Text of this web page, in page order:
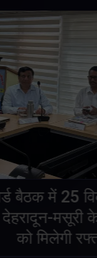
बैठक में 25
मसूरी
को मिलेगी